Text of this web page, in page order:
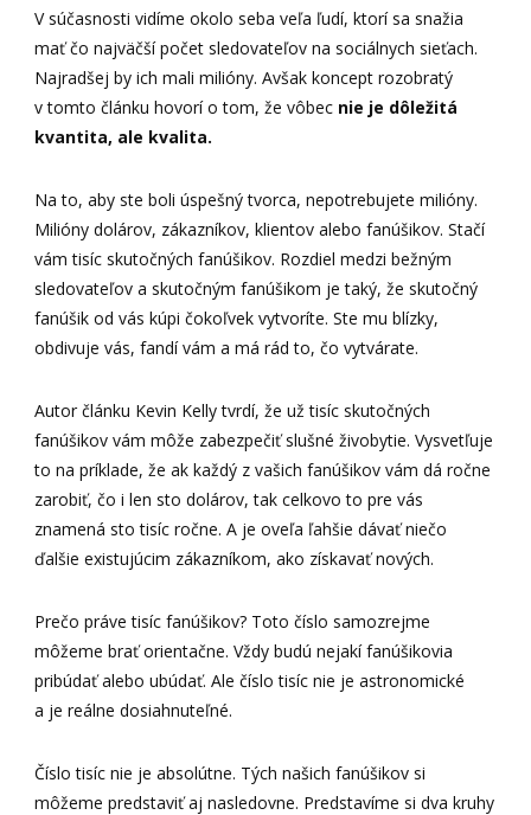
V súčasnosti vidíme okolo seba veľa ľudí, ktorí sa snažia
mať čo najväčší počet sledovateľov na sociálnych sieťach.
Najradšej by ich mali milióny. Avšak koncept rozobratý
v tomto článku hovorí o tom, že vôbec nie je dôležitá
kvantita, ale kvalita.
Na to, aby ste boli úspešný tvorca, nepotrebujete milióny.
Milióny dolárov, zákazníkov, klientov alebo fanúšikov. Stačí
vám tisíc skutočných fanúšikov. Rozdiel medzi bežným
sledovateľov a skutočným fanúšikom je taký, že skutočný
fanúšik od vás kúpi čokoľvek vytvoríte. Ste mu blízky,
obdivuje vás, fandí vám a má rád to, čo vytvárate.
Autor článku Kevin Kelly tvrdí, že už tisíc skutočných
fanúšikov vám môže zabezpečiť slušné živobytie. Vysvetľuje
to na príklade, že ak každý z vašich fanúšikov vám dá ročne
zarobiť, čo i len sto dolárov, tak celkovo to pre vás
znamená sto tisíc ročne. A je oveľa ľahšie dávať niečo
ďalšie existujúcim zákazníkom, ako získavať nových.
Prečo práve tisíc fanúšikov? Toto číslo samozrejme
môžeme brať orientačne. Vždy budú nejakí fanúšikovia
pribúdať alebo ubúdať. Ale číslo tisíc nie je astronomické
a je reálne dosiahnuteľné.
Číslo tisíc nie je absolútne. Tých našich fanúšikov si
môžeme predstaviť aj nasledovne. Predstavíme si dva kruhy